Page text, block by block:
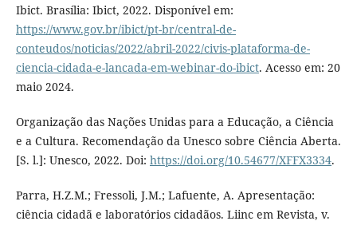
Ibict. Brasília: Ibict, 2022. Disponível em:
https://www.gov.br/ibict/pt-br/central-de-
conteudos/noticias/2022/abril-2022/civis-plataforma-de-
ciencia-cidada-e-lancada-em-webinar-do-ibict. Acesso em: 20
maio 2024.
Organização das Nações Unidas para a Educação, a Ciência
e a Cultura. Recomendação da Unesco sobre Ciência Aberta.
[S. l.]: Unesco, 2022. Doi: https://doi.org/10.54677/XFFX3334.
Parra, H.Z.M.; Fressoli, J.M.; Lafuente, A. Apresentação:
ciência cidadã e laboratórios cidadãos. Liinc em Revista, v.